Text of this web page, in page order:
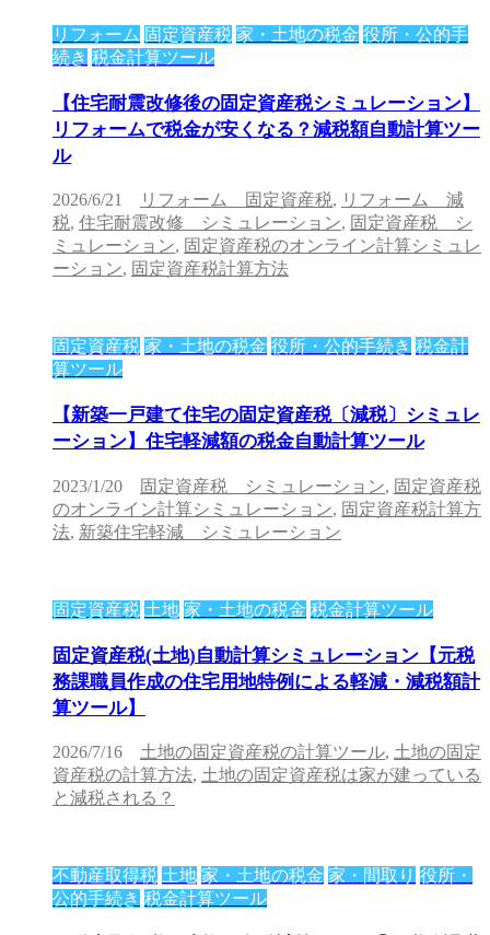
リフォーム 固定資産税 家・土地の税金 役所・公的手
続き 税金計算ツール
【住宅耐震改修後の固定資産税シミュレーション】
リフォームで税金が安くなる？減税額自動計算ツー
ル
2026/6/21 リフォーム 固定資産税, リフォーム 減
税, 住宅耐震改修 シミュレーション, 固定資産税 シ
ミュレーション, 固定資産税のオンライン計算シミュレ
ーション, 固定資産税計算方法
固定資産税 家・土地の税金 役所・公的手続き 税金計
算ツール
【新築一戸建て住宅の固定資産税〔減税〕シミュレ
ーション】住宅軽減額の税金自動計算ツール
2023/1/20 固定資産税 シミュレーション, 固定資産税
のオンライン計算シミュレーション, 固定資産税計算方
法, 新築住宅軽減 シミュレーション
固定資産税 土地 家・土地の税金 税金計算ツール
固定資産税(土地)自動計算シミュレーション【元税
務課職員作成の住宅用地特例による軽減・減税額計
算ツール】
2026/7/16 土地の固定資産税の計算ツール, 土地の固定
資産税の計算方法, 土地の固定資産税は家が建っている
と減税される？
不動産取得税 土地 家・土地の税金 家・間取り 役所・
公的手続き 税金計算ツール